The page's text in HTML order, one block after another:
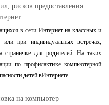
рисков предоставления
в сети Интернет на классных и
или при индивидуальных встречах;
страничке для родителей. На таких
по профилактике компьютерной
детей вИнтернете.
на компьютер